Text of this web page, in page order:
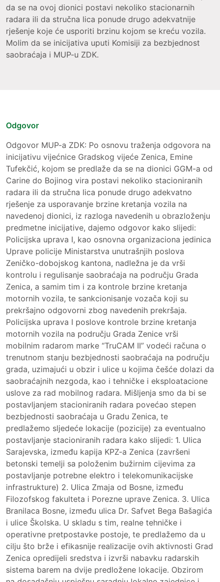
da se na ovoj dionici postavi nekoliko stacionarnih
radara ili da stručna lica ponude drugo adekvatnije
rješenje koje će usporiti brzinu kojom se kreću vozila.
Molim da se inicijativa uputi Komisiji za bezbjednost
saobraćaja i MUP-u ZDK.
Odgovor
Odgovor MUP-a ZDK: Po osnovu traženja odgovora na
inicijativu vijećnice Gradskog vijeće Zenica, Emine
Tufekčić, kojom se predlaže da se na dionici GGM-a od
Carine do Bojinog vira postavi nekoliko stacioniranih
radara ili da stručna lica ponude drugo adekvatno
rješenje za usporavanje brzine kretanja vozila na
navedenoj dionici, iz razloga navedenih u obrazloženju
predmetne inicijative, dajemo odgovor kako slijedi:
Policijska uprava I, kao osnovna organizaciona jedinica
Uprave policije Ministarstva unutrašnjih poslova
Zeničko-dobojskog kantona, nadležna je da vrši
kontrolu i regulisanje saobraćaja na području Grada
Zenica, a samim tim i za kontrole brzine kretanja
motornih vozila, te sankcionisanje vozača koji su
prekršajno odgovorni zbog navedenih prekršaja.
Policijska uprava I poslove kontrole brzine kretanja
motornih vozila na području Grada Zenice vrši
mobilnim radarom marke “TruCAM II” vodeći računa o
trenutnom stanju bezbjednosti saobraćaja na području
grada, uzimajući u obzir i ulice u kojima češće dolazi da
saobraćajnih nezgoda, kao i tehničke i eksploatacione
uslove za rad mobilnog radara. Mišljenja smo da bi se
postavljanjem stacioniranih radara povećao stepen
bezbjednosti saobraćaja u Gradu Zenica, te
predlažemo sljedeće lokacije (pozicije) za eventualno
postavljanje stacioniranih radara kako slijedi: 1. Ulica
Sarajevska, između kapija KPZ-a Zenica (završeni
betonski temelji sa položenim bužirnim cijevima za
postavljanje potrebne elektro i telekomunikacijske
infrastrukture) 2. Ulica Zmaja od Bosne, između
Filozofskog fakulteta i Porezne uprave Zenica. 3. Ulica
Branilaca Bosne, između ulica Dr. Safvet Bega Bašagića
i ulice Školska. U skladu s tim, realne tehničke i
operativne pretpostavke postoje, te predlažemo da u
cilju što brže i efikasnije realizacije ovih aktivnosti Grad
Zenica opredijeli sredstva i izvrši nabavku radarskih
sistema barem na dvije predložene lokacije. Obzirom